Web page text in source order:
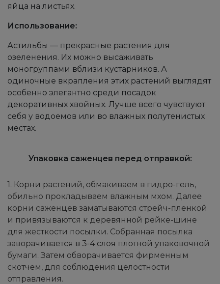
яйца на листьях.
Использование:
Астильбы — прекрасные растения для
озеленения. Их можно высаживать
моногруппами вблизи кустарников. А
одиночные вкрапления этих растений выглядят
особенно элегантно среди посадок
декоративных хвойных. Лучше всего чувствуют
себя у водоемов или во влажных полутенистых
местах.
Упаковка саженцев перед отправкой:
1. Корни растений, обмакиваем в гидро-гель,
обильно прокладываем влажным мхом. Далее
корни саженцев заматываются стрейч-пленкой
и привязываются к деревянной рейке-шине
для жесткости посылки. Собранная посылка
заворачивается в 3-4 слоя плотной упаковочной
бумаги. Затем обворачивается фирменным
скотчем, для соблюдения целостности
отправления.